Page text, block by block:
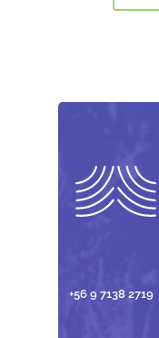
+56 9 7138 2719